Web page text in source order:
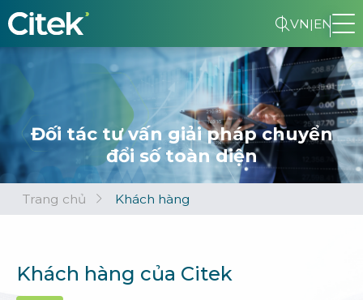
VN|EN
Đối tác tư vấn giải pháp chuyển
đổi số toàn diện
Trang chủ Khách hàng
Khách hàng của Citek